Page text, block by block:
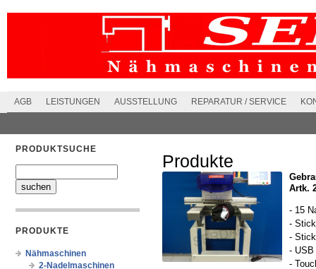
AGB LEISTUNGEN AUSSTELLUNG REPARATUR / SERVICE
PRODUKTSUCHE
PRODUKTE
Nähmaschinen
2-Nadelmaschinen
Produkte
Artk.
- 15
-
-
-
-